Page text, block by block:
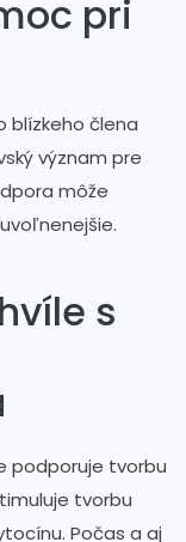
pri
blízkeho člena
význam pre
môže
s
podporuje tvorbu
tvorbu
Počas a aj